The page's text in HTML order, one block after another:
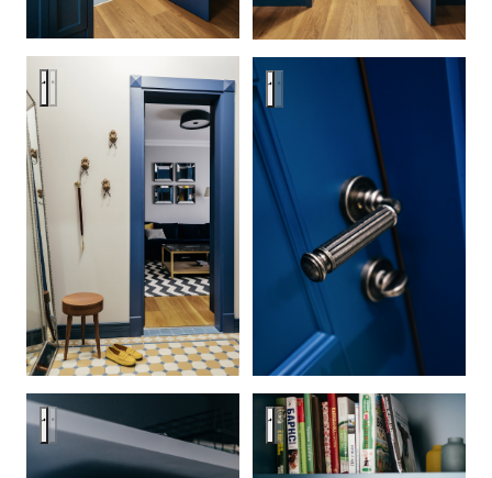
Цветная провокация Цветная провокация
Цветная провокация Цветная провокация